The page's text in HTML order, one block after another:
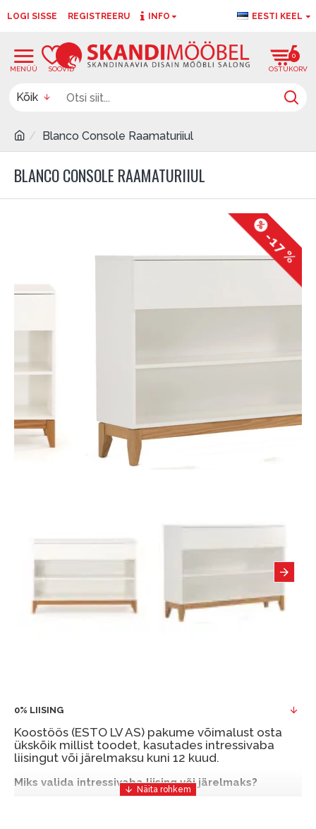
LOGI SISSE REGISTREERU INFO EESTI KEEL
0
Kõik
Blanco Console Raamaturiiul
BLANCO CONSOLE RAAMATURIIUL
-17 %
0% LIISING
Koostöös (ESTO LV AS) pakume võimalust osta
ükskõik millist toodet, kasutades intressivaba
liisingut või järelmaksu kuni 12 kuud.
Miks valida intressivaba liising või järelmaks?